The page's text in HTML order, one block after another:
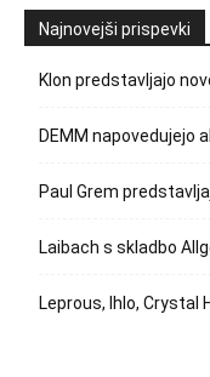
Najnovejši prispevki
Klon predstavljajo
DEMM napovedujejo
Paul Grem
Laibach s skladbo
Leprous, Ihlo, Crystal